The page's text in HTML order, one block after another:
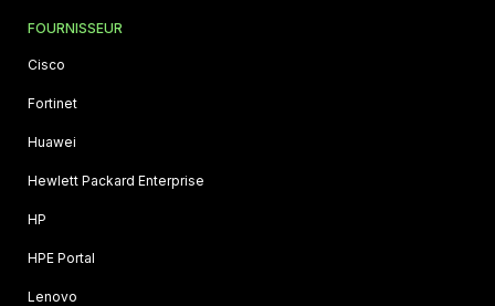
FOURNISSEUR
Cisco
Fortinet
Huawei
Hewlett Packard Enterprise
HP
HPE Portal
Lenovo